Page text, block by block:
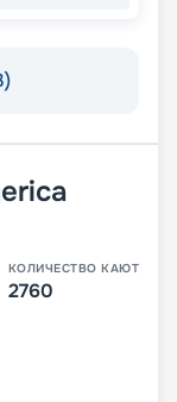
КОЛИЧЕСТВО КАЮТ
2760